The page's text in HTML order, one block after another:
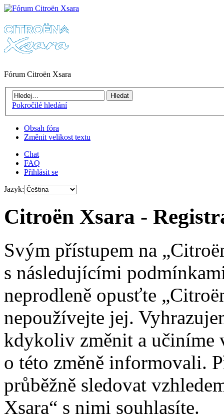
Fórum Citroën Xsara
Pokročilé hledání
Obsah fóra
Změnit velikost textu
Chat
FAQ
Přihlásit se
Jazyk:
Citroën Xsara -
Svým přístupem na
s následujícími
neprodleně opusťte
nepoužívejte jej.
kdykoliv změnit a učiníme
o této změně informovali.
průběžně sledovat
Xsara“ s nimi souhlasíte.